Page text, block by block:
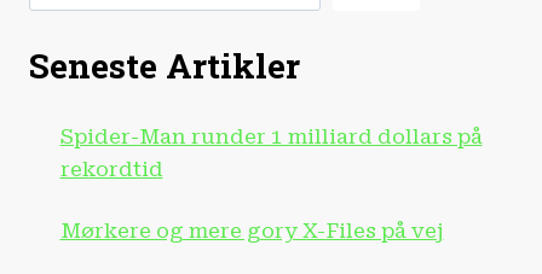
Seneste Artikler
Spider-Man runder 1 milliard dollars på
rekordtid
Mørkere og mere gory X-Files på vej